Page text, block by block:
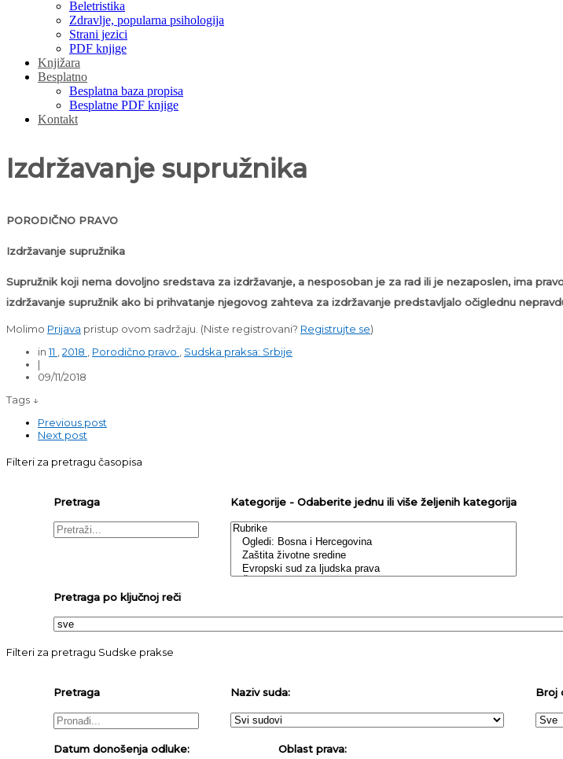
Beletristika
Zdravlje, popularna psihologija
Strani jezici
PDF knjige
Knjižara
Besplatno
Besplatna baza propisa
Besplatne PDF knjige
Kontakt
Izdržavanje supružnika
PORODIČNO PRAVO
Izdržavanje supružnika
Supružnik koji nema dovoljno sredstava za izdržavanje, a nesposoban je za rad ili je nezaposlen, ima
izdržavanje supružnik ako bi prihvatanje njegovog zahteva za izdržavanje predstavljalo očiglednu
Molimo Prijava pristup ovom sadržaju. (Niste registrovani? Registrujte se)
in11 2018 Porodično pravo
Sudska praksa: Srbije
|
09/11/2018
Tags ↓
Previous post
Next post
Filteri za pretragu časopisa
Pretraga Kategorije - Odaberite jednu ili više željenih kategorija
Pretraga po ključnoj reči
Filteri za pretragu Sudske prakse
Pretraga Naziv suda: Broj
Datum donošenja odluke: Oblast prava: